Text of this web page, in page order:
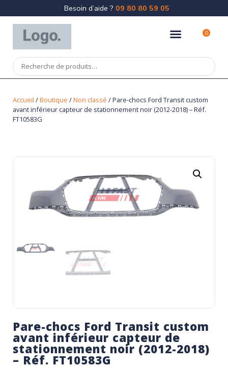
Besoin d’aide ? 09 80 80 59 05
0
Accueil /Boutique /Non classé / Pare-chocs Ford Transit custom
avant inférieur capteur de stationnement noir (2012-2018) – Réf.
FT10583G
Pare-chocs Ford Transit custom
avant inférieur capteur de
stationnement noir (2012-2018)
– Réf. FT10583G